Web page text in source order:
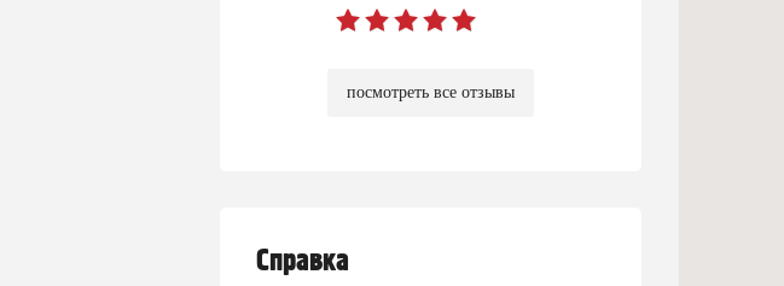
посмотреть все отзывы
Справка